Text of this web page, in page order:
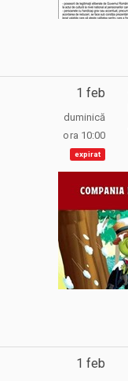
1 feb
duminică
ora 10:00
expirat
1 feb